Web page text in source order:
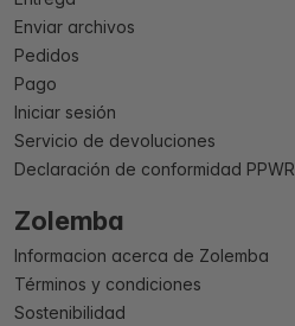
Enviar archivos
Pedidos
Pago
Iniciar sesión
Servicio de devoluciones
Declaración de conformidad PPWR
Zolemba
Informacion acerca de Zolemba
Términos y condiciones
Sostenibilidad